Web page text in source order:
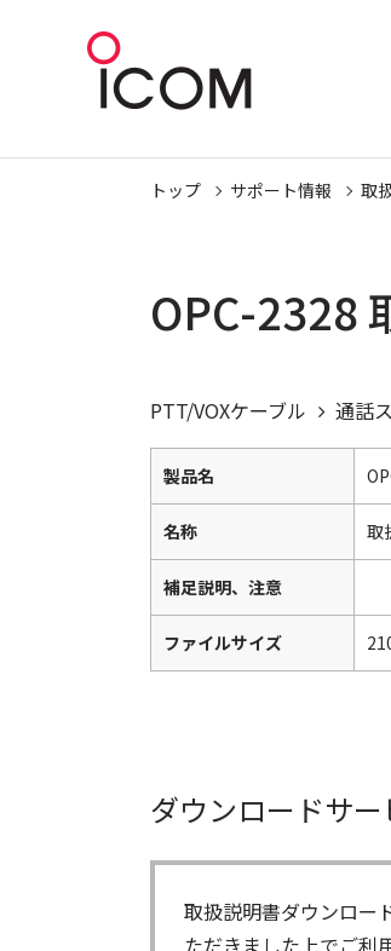
トップ サポート情報 取
OPC-2328
PTT/VOXケーブル 通話
製品名
名称 取
補足説明、注意
ファイルサイズ
ダウンロードサ
取扱説明書ダウンロー
ただきました上でご利